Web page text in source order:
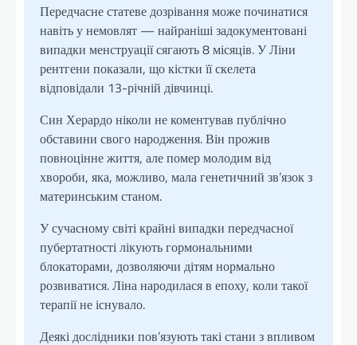
Передчасне статеве дозрівання може починатися
навіть у немовлят — найраніші задокументовані
випадки менструації сягають 8 місяців. У Ліни
рентгени показали, що кістки її скелета
відповідали 13-річній дівчинці.
Син Херардо ніколи не коментував публічно
обставини свого народження. Він прожив
повноцінне життя, але помер молодим від
хвороби, яка, можливо, мала генетичний зв’язок з
материнським станом.
У сучасному світі крайні випадки передчасної
пубертатності лікують гормональними
блокаторами, дозволяючи дітям нормально
розвиватися. Ліна народилася в епоху, коли такої
терапії не існувало.
Деякі дослідники пов’язують такі стани з впливом